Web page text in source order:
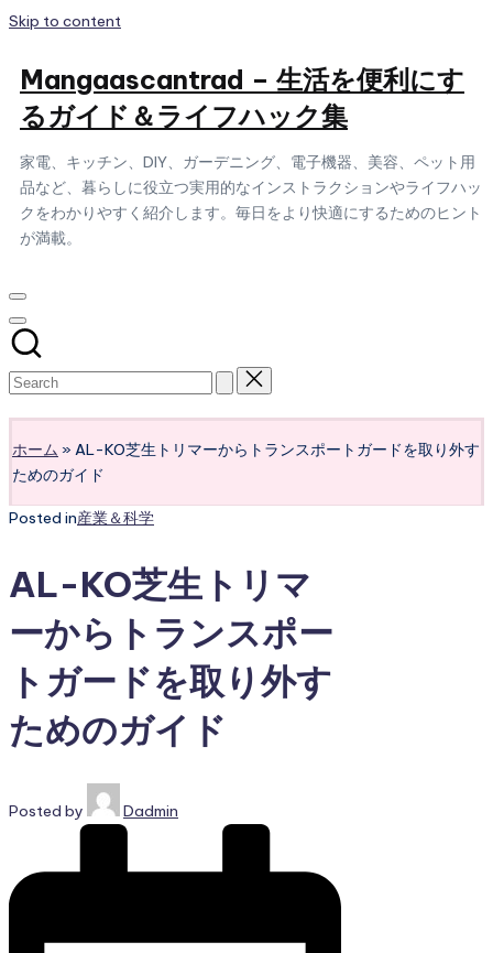
Skip to content
Mangaascantrad – 生活を便利にす
るガイド＆ライフハック集
家電、キッチン、DIY、ガーデニング、電子機器、美容、ペット用
品など、暮らしに役立つ実用的なインストラクションやライフハッ
クをわかりやすく紹介します。毎日をより快適にするためのヒント
が満載。
ホーム » AL-KO芝生トリマーからトランスポートガードを取り外す
ためのガイド
Posted in産業＆科学
AL-KO芝生トリマ
ーからトランスポー
トガードを取り外す
ためのガイド
Posted by Dadmin